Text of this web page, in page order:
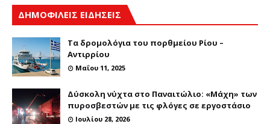
ΔΗΜΟΦΙΛΕΙΣ ΕΙΔΗΣΕΙΣ
Τα δρομολόγια του πορθμείου Ρίου –
Αντιρρίου
Μαΐου 11, 2025
Δύσκολη νύχτα στο Παναιτώλιο: «Μάχη» των
πυροσβεστών με τις φλόγες σε εργοστάσιο
Ιουλίου 28, 2026